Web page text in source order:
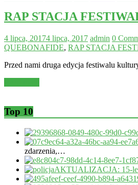
RAP STACJA
4 lipca, 20174 lipca, 2017 admin 0
QUEBONAFIDE, RAP STACJA
Przed nami druga edycja festiwalu
Top 10
zdarzenia,…
AKTUALIZACJA: 15-